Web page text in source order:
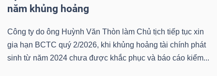
năm khủng hoảng
Công ty do ông Huỳnh Văn Thòn làm Chủ tịch tiếp tục xin
gia hạn BCTC quý 2/2026, khi khủng hoảng tài chính phát
sinh từ năm 2024 chưa được khắc phục và báo cáo kiểm...